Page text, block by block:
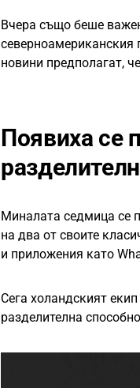
Вчера също беше
северноамериканския
новини предполагат,
Появиха се
Миналата седмица се
на два от своите
и приложения като
Сега холандският екип
разделителна